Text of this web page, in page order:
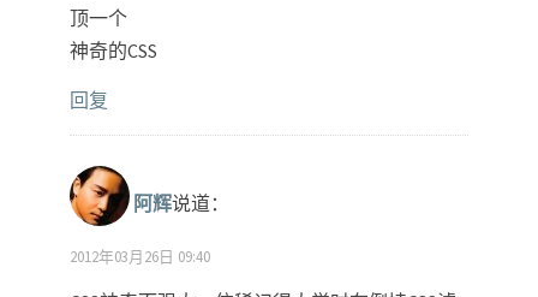
顶一个
神奇的CSS
回复
阿辉说道：
2012年03月26日 09:40